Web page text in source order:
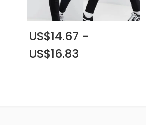
US$14.67 -
US$16.83